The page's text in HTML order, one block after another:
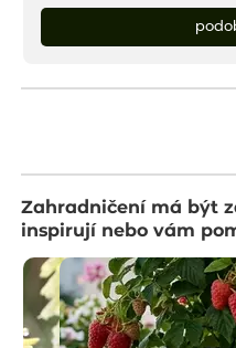
Zahradničení má být
inspirují nebo vám